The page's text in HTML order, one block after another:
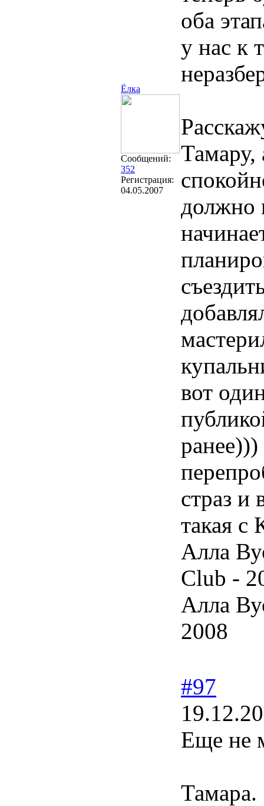
Ёлка
Сообщений:
352
Регистрация:
04.05.2007
оба
у нас к
Тамару,
должно
вот
страз и
такая с
Алла
Club -
Алла
2008
#97
Еще не
Тамара.